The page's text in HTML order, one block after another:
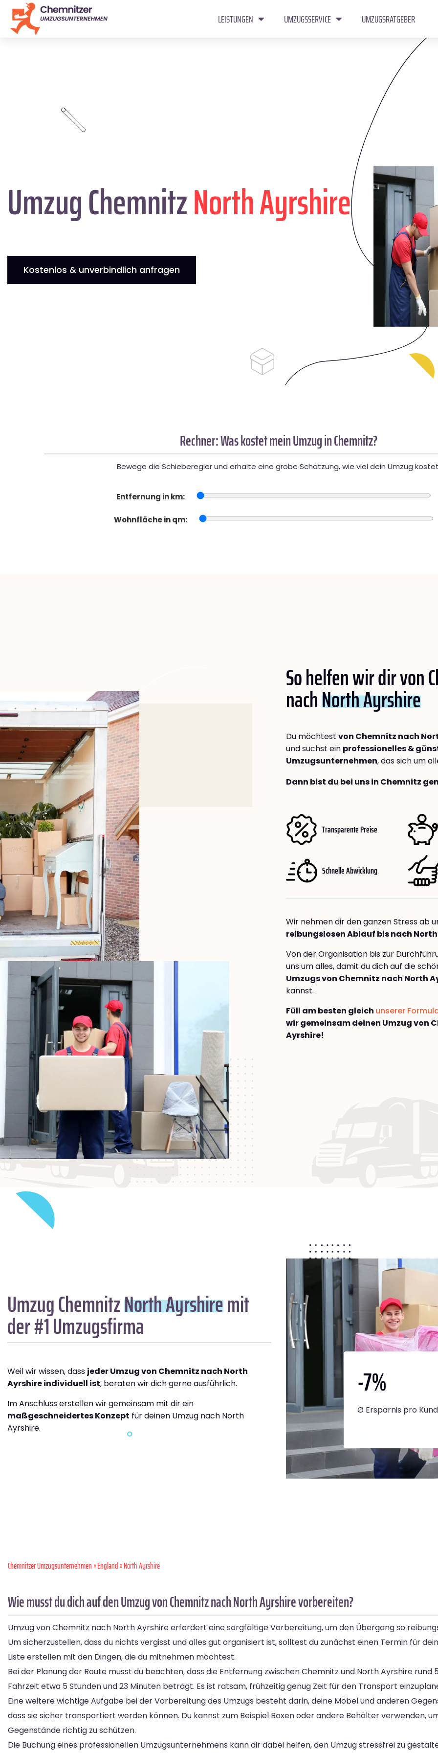
LEISTUNGEN UMZUGSSERVICE UMZUGSRATGEBER
Umzug ChemnitzNorth Ayrshire
Kostenlos & unverbindlich anfragen
Rechner: Was kostet mein Umzug in Chemnitz?
Bewege die Schieberegler und erhalte eine grobe Schätzung, wie viel dein Umzug
Entfernung in km:
Wohnfläche in qm:
So helfen wir dir von
nachNorth Ayrshire
Du möchtest von Chemnitz nach
und suchst ein professionelles &
Umzugsunternehmen, das sich um
Dann bist du bei uns in Chemnitz
Transparente Preise
Schnelle Abwicklung
Wir nehmen dir den ganzen Stress ab
reibungslosen Ablauf bis nach
Von der Organisation bis zur
uns um alles, damit du dich auf die
Umzugs von Chemnitz nach North
kannst.
Füll am besten gleich unserer
wir gemeinsam deinen Umzug von
Ayrshire!
Umzug ChemnitzNorth Ayrshiremit
der #1 Umzugsfirma
Weil wir wissen, dass jeder Umzug von Chemnitz nach North
Ayrshire individuell ist, beraten wir dich gerne ausführlich.
Im Anschluss erstellen wir gemeinsam mit dir ein
maßgeschneidertes Konzept für deinen Umzug nach North
Ayrshire.
-7%
Ø Ersparnis pro
Chemnitzer Umzugsunternehmen»England» North Ayrshire
Wie musst du dich auf den Umzug von Chemnitz nach North Ayrshire vorbereiten?
Umzug von Chemnitz nach North Ayrshire erfordert eine sorgfältige Vorbereitung, um den Übergang so
Um sicherzustellen, dass du nichts vergisst und alles gut organisiert ist, solltest du zunächst einen Termin für
Liste erstellen mit den Dingen, die du mitnehmen möchtest.
Bei der Planung der Route musst du beachten, dass die Entfernung zwischen Chemnitz und North Ayrshire rund
Fahrzeit etwa 5 Stunden und 23 Minuten beträgt. Es ist ratsam, frühzeitig genug Zeit für den Transport
Eine weitere wichtige Aufgabe bei der Vorbereitung des Umzugs besteht darin, deine Möbel und anderen
dass sie sicher transportiert werden können. Du kannst zum Beispiel Boxen oder andere Behälter verwenden,
Gegenstände richtig zu schützen.
Die Buchung eines professionellen Umzugsunternehmens kann dir dabei helfen, den Umzug stressfrei zu